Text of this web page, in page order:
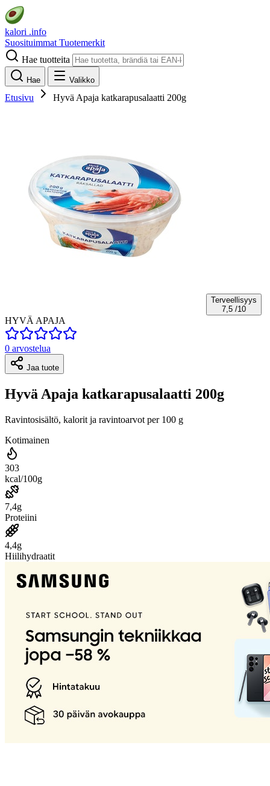
kalori .info
Suosituimmat Tuotemerkit
Hae tuotteita
Hae Valikko
Etusivu Hyvä Apaja katkarapusalaatti 200g
Terveellisyys
7,5 /10
HYVÄ APAJA
0 arvostelua
Jaa tuote
Hyvä Apaja katkarapusalaatti 200g
Ravintosisältö, kalorit ja ravintoarvot per 100 g
Kotimainen
303
kcal/100g
7,4g
Proteiini
4,4g
Hiilihydraatit